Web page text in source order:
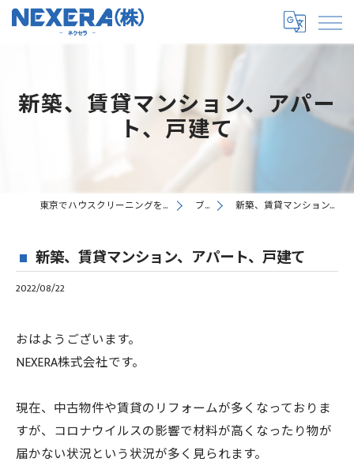
新築、賃貸マンション、アパー
ト、戸建て
東京でハウスクリーニングを提供するNEXERA株式会社 ブログ 新築、賃貸マンション、アパート、戸建て
新築、賃貸マンション、アパート、戸建て
2022/08/22
おはようございます。
NEXERA株式会社です。
現在、中古物件や賃貸のリフォームが多くなっておりま
すが、コロナウイルスの影響で材料が高くなったり物が
届かない状況という状況が多く見られます。